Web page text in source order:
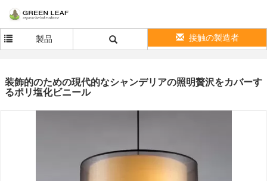
製品 接触の製造者
装飾的のための現代的なシャンデリアの照明贅沢をカバーす
るポリ塩化ビニール